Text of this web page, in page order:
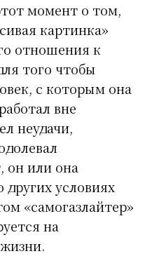
момент о том,
картинка»
отношения к
того чтобы
с которым она
вне
неудачи,
он или она
условиях
«самогазлайтер»
на